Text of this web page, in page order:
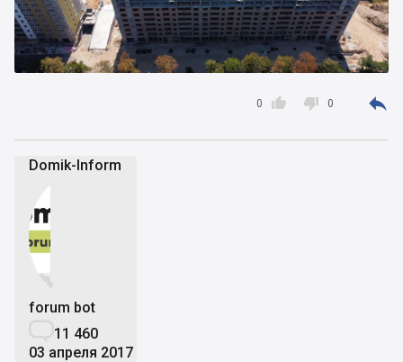

0  0 
Domik-Inform


forum bot
11 460
03 апреля 2017